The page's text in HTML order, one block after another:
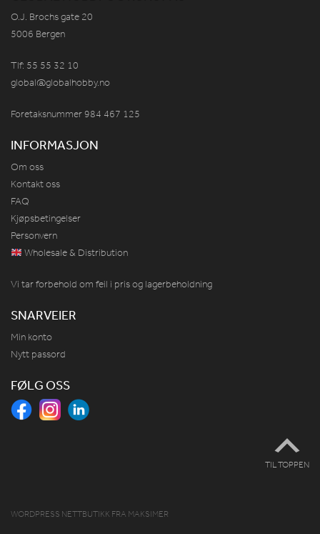
O.J. Brochs gate 20
5006 Bergen
Tlf: 55 55 32 10
global@globalhobby.no
Foretaksnummer 984 467 125
INFORMASJON
Om oss
Kontakt oss
FAQ
Kjøpsbetingelser
Personvern
Wholesale & Distribution
Vi tar forbehold om feil i pris og lagerbeholdning
SNARVEIER
Min konto
Nytt passord
FØLG OSS
TIL TOPPEN
WORDPRESS NETTBUTIKK FRA MAKSIMER